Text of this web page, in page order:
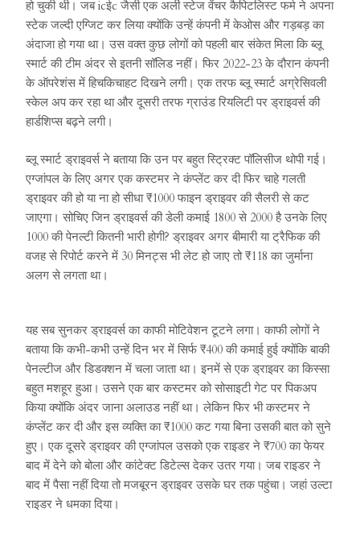
हो चुकी थी। जब icईc जैसी एक अर्ली स्टेज वेंचर कैपिटलिस्ट फर्म ने अपना
स्टेक जल्दी एग्जिट कर लिया क्योंकि उन्हें कंपनी में केओस और गड़बड़ का
अंदाजा हो गया था। उस वक्त कुछ लोगों को पहली बार संकेत मिला कि ब्लू
स्मार्ट की टीम अंदर से इतनी सॉलिड नहीं। फिर 2022-23 के दौरान कंपनी
के ऑपरेशंस में हिचकिचाहट दिखने लगी। एक तरफ ब्लू स्मार्ट अग्रेसिवली
स्केल अप कर रहा था और दूसरी तरफ ग्राउंड रियलिटी पर ड्राइवर्स की
हार्डशिप्स बढ़ने लगी।
ब्लू स्मार्ट ड्राइवर्स ने बताया कि उन पर बहुत स्ट्रिक्ट पॉलिसीज थोपी गई।
एग्जांपल के लिए अगर एक कस्टमर ने कंप्लेंट कर दी फिर चाहे गलती
ड्राइवर की हो या ना हो सीधा ₹1000 फाइन ड्राइवर की सैलरी से कट
जाएगा। सोचिए जिन ड्राइवर्स की डेली कमाई 1800 से 2000 है उनके लिए
1000 की पेनल्टी कितनी भारी होगी? ड्राइवर अगर बीमारी या ट्रैफिक की
वजह से रिपोर्ट करने में 30 मिनट्स भी लेट हो जाए तो ₹118 का जुर्माना
अलग से लगता था।
यह सब सुनकर ड्राइवर्स का काफी मोटिवेशन टूटने लगा। काफी लोगों ने
बताया कि कभी-कभी उन्हें दिन भर में सिर्फ ₹400 की कमाई हुई क्योंकि बाकी
पेनल्टीज और डिडक्शन में चला जाता था। इनमें से एक ड्राइवर का किस्सा
बहुत मशहूर हुआ। उसने एक बार कस्टमर को सोसाइटी गेट पर पिकअप
किया क्योंकि अंदर जाना अलाउड नहीं था। लेकिन फिर भी कस्टमर ने
कंप्लेंट कर दी और इस व्यक्ति का ₹1000 कट गया बिना उसकी बात को सुने
हुए। एक दूसरे ड्राइवर की एग्जांपल उसको एक राइडर ने ₹700 का फेयर
बाद में देने को बोला और कांटेक्ट डिटेल्स देकर उतर गया। जब राइडर ने
बाद में पैसा नहीं दिया तो मजबूरन ड्राइवर उसके घर तक पहुंचा। जहां उल्टा
राइडर ने धमका दिया।